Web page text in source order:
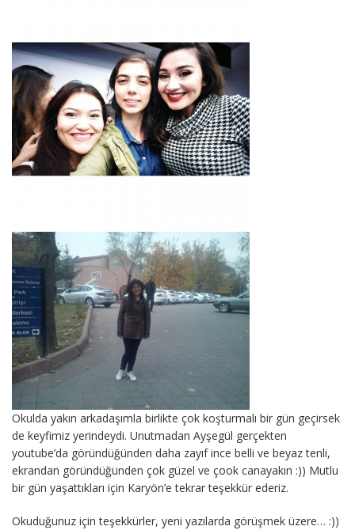
Okulda yakın arkadaşımla birlikte çok koşturmalı bir gün geçirsek
de keyfimiz yerindeydi. Unutmadan Ayşegül gerçekten
youtube’da göründüğünden daha zayıf ince belli ve beyaz tenli,
ekrandan göründüğünden çok güzel ve çook canayakın :)) Mutlu
bir gün yaşattıkları için Karyön’e tekrar teşekkür ederiz.
Okuduğunuz için teşekkürler, yeni yazılarda görüşmek üzere… :))